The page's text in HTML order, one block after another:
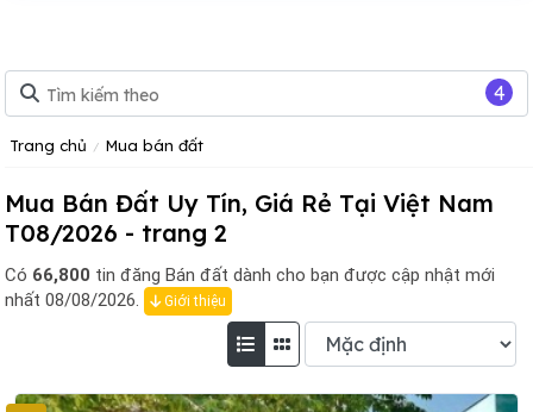
Trang chủ Mua bán đất
Mua Bán Đất Uy Tín, Giá Rẻ Tại Việt Nam
T08/2026 - trang 2
Có 66,800 tin đăng Bán đất dành cho bạn được cập nhật mới
nhất 08/08/2026.
Giới thiệu
4